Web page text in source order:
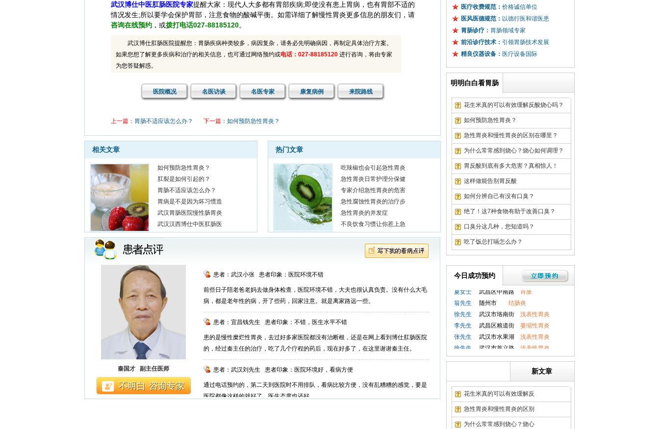
武汉博仕中医肛肠医院专家提醒大家：现代人大多都有胃部疾病;即使没有患上胃病，也有胃部不适的
情况发生;所以要学会保护胃部，注意食物的酸碱平衡。 如需详细了解慢性胃炎更多信息的朋友们，请
咨询在线预约，或拨打电话027-88185120。
武汉博仕肛肠医院提醒您：胃肠疾病种类较多，病因复杂，请务必先明确病因，再制定具体治疗方案。
如果您想了解更多疾病和治疗的相关信息，也可通过网络预约或电话：027-88185120 进行咨询，将由专家
为您答疑解惑。
医院概况 名医访谈 名医专家 康复病例 来院路线
上一篇： 胃肠不适应该怎么办？ 下一篇： 如何预防急性胃炎？
相关文章
如何预防急性胃炎？
肛裂是如何引起的？
胃肠不适应该怎么办？
胃病是不是因为坏习惯造
武汉胃肠医院慢性肠胃炎
武汉汉西博仕中医肛肠医
热门文章
吃辣椒也会引起急性胃炎
急性胃炎日常护理分保健
专家介绍急性胃炎的危害
急性腐蚀性胃炎的治疗步
急性胃炎的并发症
不良饮食习惯让你惹上急
秦国才 副主任医师
患者：武汉小张 患者印象： 医院环境不错
前些日子陪老爸老妈去做身体检查，医院环境不错，大夫也很认真负责。没有什么大毛
病，都是老年性的病，开了些药，回家注意。就是离家路远一些。
患者：宜昌钱先生 患者印象： 不错，医生水平不错
患的是慢性糜烂性胃炎，去过好多家医院都没有治断根，还是在网上看到博仕肛肠医院
的，经过秦主任的治疗，吃了几个疗程的药后，现在好多了，在这里谢谢秦主任。
患者：武汉刘先生 患者印象： 医院环境好，看病方便
通过电话预约的，第二天到医院时不用排队，看病比较方便，没有乱糟糟的感觉，要是
医院都像这样的就好了，医生态度也还好。
医疗收费规范： 价格诚信单位
医风医德规范： 以德行医和谐医患
胃肠诊疗： 胃肠领域专家
前沿诊疗技术： 引领胃肠技术发展
精良仪器设备： 医疗设备国际
明明白白看胃肠
花生米真的可以有效缓解反酸烧心吗？
如何预防急性胃炎？
急性胃炎和慢性胃炎的区别在哪里？
为什么常常感到烧心？烧心如何调理？
胃反酸到底有多大危害？真相惊人！
这样做能告别胃反酸
如何分辨自己有没有口臭？
绝了！这7种食物有助于改善口臭？
口臭分这几种，您知道吗？
吃了饭总打嗝怎么办？
今日成功预约
徐先生武汉市珞南街浅表性胃炎
李先生武昌区粮道街萎缩性胃炎
张先生
徐先生 武汉市首义路浅表性胃炎
赵女士武汉市关山萎缩性胃炎
张先生武汉徐家棚胃溃疡
吴先生 武汉积玉桥
胃肠息肉
直肠炎
钱先生 孝感市
胃肠息肉
夏女士 武昌区中南路 胃胀
翁先生 随州市
结肠炎
徐先生 武汉市珞南街 浅表性胃炎
李先生 武昌区粮道街 萎缩性胃炎
张先生 武汉市水果湖 浅表性胃炎
徐先生 武汉市首义路 浅表性胃炎
吴先生武汉积玉桥胃肠息肉
赵女士武汉紫阳街十二指肠炎
刘先生 洪山区关山直肠炎
钱先生孝感市胃肠息肉
夏女士 武昌区中南路胃胀
新文章
花生米真的可以有效缓解反
急性胃炎和慢性胃炎的区别
为什么常常感到烧心？烧心